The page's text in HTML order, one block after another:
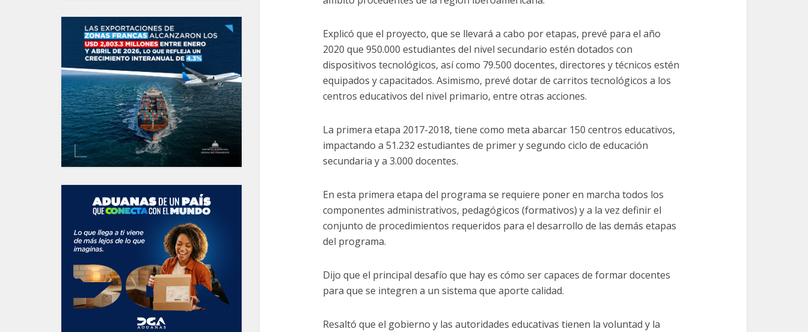
Explicó que el proyecto, que se llevará a cabo por etapas, prevé para el año
2020 que 950.000 estudiantes del nivel secundario estén dotados con
dispositivos tecnológicos, así como 79.500 docentes, directores y técnicos estén
equipados y capacitados. Asimismo, prevé dotar de carritos tecnológicos a los
centros educativos del nivel primario, entre otras acciones.
La primera etapa 2017-2018, tiene como meta abarcar 150 centros educativos,
impactando a 51.232 estudiantes de primer y segundo ciclo de educación
secundaria y a 3.000 docentes.
En esta primera etapa del programa se requiere poner en marcha todos los
componentes administrativos, pedagógicos (formativos) y a la vez definir el
conjunto de procedimientos requeridos para el desarrollo de las demás etapas
del programa.
Dijo que el principal desafío que hay es cómo ser capaces de formar docentes
para que se integren a un sistema que aporte calidad.
Resaltó que el gobierno y las autoridades educativas tienen la voluntad y la